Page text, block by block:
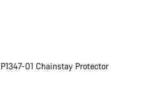
01 Chainstay Protector